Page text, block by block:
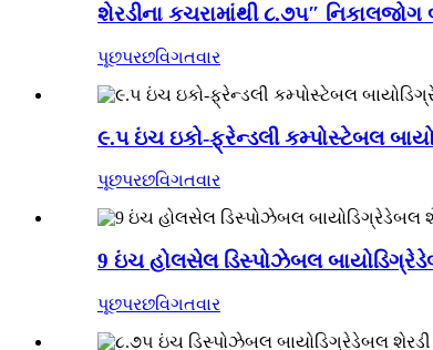
શેરડીના કચરામાંથી ૮.૭૫″
પૂછપરછવિગતવાર
૯.૫ ઇંચ ઇકો-ફ્રેન્ડલી કમ્પોસ્ટેબલ
પૂછપરછવિગતવાર
9 ઇંચ હોલસેલ ડિસ્પોઝેબલ
પૂછપરછવિગતવાર